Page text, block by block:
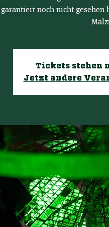
noch nicht gesehen
Tickets stehen
Jetzt andere